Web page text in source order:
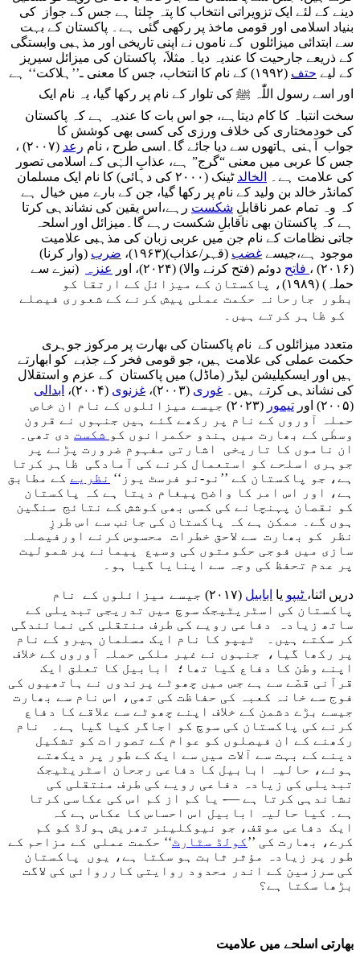
دینے کے لئے ایک تزویراتی انتخاب کا پتہ چلتا ہے جس کے جواز کی
بنیاد اسلامی اور قومی ماخذ پر رکھی گئی ہے۔ پاکستان کے بہت
سے ابتدائی میزائلوں کے ناموں نے اپنی تاریخی اور مذہبی وابستگی
کے ذریعے جارحیت کا عندیہ دیا۔ مثلاََ، پاکستان کی میزائل سیریز
کے لیے حتف
(۱۹۹۲) کے نام کا انتخاب، جس کا معنی ـ’’ہلاکت‘‘ ہے
اور اسے رسول اللّٰہ ﷺ کی تلوار کے نام پر رکھا گیا، یہ نام ایک
سخت انتباہ کا کام دیتاہے، جو اس بات کا عندیہ ہے کہ پاکستان
کی خودمختاری کی خلاف ورزی کی کسی بھی کوشش کا
جواب آہنی ہاتھوں سے دیا جائے گا۔ اسی طرح ، نام رعد
(۲۰۰۷) ،
جس کا عربی میں معنی “گرج” ہے، عذابِ الہٰی کے اسلامی تصور
کی علامت ہے۔
الخالد
ٹینک (۲۰۰۰ کی دہائی) کا نام ایک مسلمان
کمانڈر خالد بن ولید کے نام پر رکھا گیا، جن کے بارے میں خیال ہے
کہ وہ تمام عمر ناقابلِ شکست رہے،اس یقین کی نشاندہی کرتا
ہے کہ پاکستان بھی ناقابلِ شکست رہے گا۔میزائل اور اسلحہ
جاتی نظامات کے نام جن میں عربی زبان کی مذہبی علامیت
موجود ہے،جیسے غضب (قہر/عذاب)(۱۹۶۳)، ضرب (وار کرنا)
(۲۰۱۶) ،
فاتح دوئم (فتح کرنے والا) (۲۰۲۴)، اور عنزہ
(نیزے سے
حملہ) (۱۹۸۹)، پاکستان کے میزائل کے ارتقا کو
بطور جارحانہ حکمت عملی پیش کرنے کے شعوری فیصلے
متعدد میزائلوں کے نام پاکستان کی بھارت پر مرکوز جوہری
حکمت عملی کی علامت ہیں، جو قومی فخر کے جذبے کو ابھارتے
ہیں اور ایسکیلیشن لیڈر (ماڈل) میں پاکستان کے عزم و استقلال
کی نشاندہی کرتے ہیں۔ غوری (۲۰۰۳)، غزنوی (۲۰۰۴)،
ابدالی
(۲۰۰۵) اور
تیمور
(۲۰۲۳) جیسے میزائلوں کے نام ان خاص
حملہ آوروں کے نام پر رکھے گئے ہیں جنہوں نے قرون
وسطٰی کے بھارت میں ہندو حکمرانوں کو شکست دی تھی۔
ان ناموں کا تاریخی اشارتی مفہوم ضرورت پڑنے پر
جوہری اسلحے کو استعمال کرنے کی آمادگی ظاہر کرتا
ہے، جو پاکستان کے ’’نو-نو فرسٹ یوز‘‘ نظریے کے مطابق
ہے، اور اس امر کا واضح پیغام دیتا ہے کہ پاکستان
کو نقصان پہنچانے کی کسی بھی کوشش کے نتائج سنگین
ہوں گے۔ ممکن ہے کہ پاکستان کی جانب سے اس طرزِ
نظر کو بھارت سے لاحق خطرات محسوس کرنے اورفیصلہ
سازی میں فوجی حکومتوں کی وسیع پیمانے پر شمولیت
پر عدم تحفظ کی وجہ سے اپنایا گیا ہو۔
دریں اثنا، ٹیپو یا ابابیل
(۲۰۱۷) جیسے میزائلوں کے نام
پاکستان کی اسٹریٹیجک سوچ میں تدریجی تبدیلی کے
ساتھ زیادہ دفاعی رویے کی طرف منتقلی کی نمائندگی
کر سکتے ہیں۔ ٹیپو کا نام ایک مسلمان ہیرو کے نام
پر رکھا گیا، جنہوں نے غیر ملکی حملہ آوروں کے خلاف
اپنے وطن کا دفاع کیا تھا؛ ابابیل کا تعلق ایک
قرآنی قصّے سے ہے جس میں چھوٹے پرندوں نے ہاتھیوں کی
فوج سے خانہ کعبہ کی حفاظت کی تھی، اس نام سے بھارت
جیسے بڑے دشمن کے خلاف اپنے چھوٹے سے علاقے کا دفاع
کرنے کی پاکستان کی سوچ کو اجاگر کیا گیا ہے۔ نام
رکھنے کے ان فیصلوں کو عوام کے تصورات کو تشکیل
دینے کے بہت سے آلات میں سے ایک کے طور پر دیکھتے
ہوئے، حالیہ ابابیل کا دفاعی رجحان اسٹریٹیجک
تبدیلی کی زیادہ دفاعی رویے کی طرف منتقلی کی
نشاندہی کرتا ہے —- یا کم از کم اس کی عکاسی کرتا
ہے۔ کیا حالیہ ابابیل اس احساس کا عکاس ہے کہ
ایک دفاعی موقف، جو نیوکلیئر تھریش ہولڈ کو کم
کرے، بھارت کی ’’کولڈ سٹارٹ‘‘ حکمت عملی کے مزاحم کے
طور پر زیادہ مؤثر ثابت ہو سکتا ہے، یوں پاکستان
کی سرزمین کے اندر محدود روایتی کارروائی کی لاگت
بڑھا سکتا ہے؟
بھارتی اسلحے میں علامیت